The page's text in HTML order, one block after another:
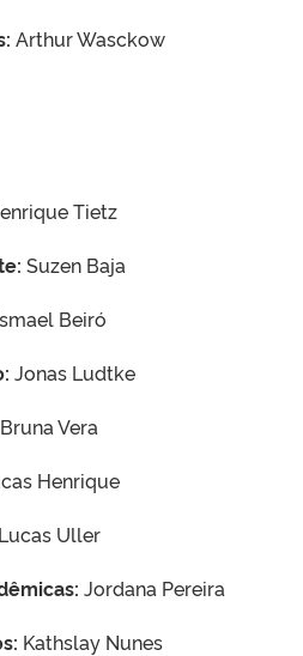
Arthur Wasckow
Tietz
Suzen Baja
Beiró
Jonas Ludtke
Bruna Vera
Henrique
Lucas Uller
Jordana Pereira
Kathslay Nunes